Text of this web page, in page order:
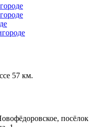
57 км.
посёлок